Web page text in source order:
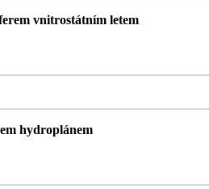
vnitrostátním letem
hydroplánem